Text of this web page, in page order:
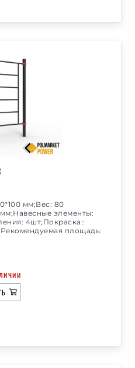
мм;Вес: 80
элементы:
4шт;Покраска::
площадь: